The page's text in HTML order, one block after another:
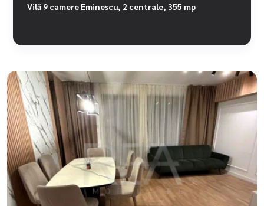
Vilă 9 camere Eminescu, 2 centrale, 355 mp